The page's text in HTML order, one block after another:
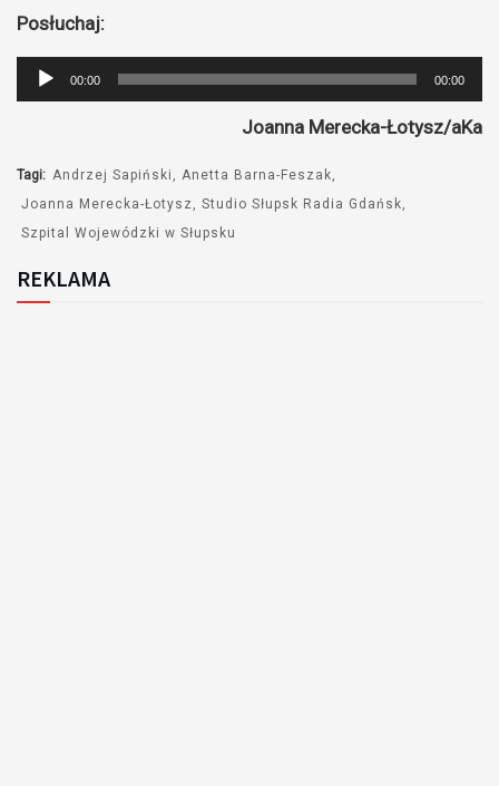
Posłuchaj:
Odtwarzacz
plików
00:00 00:00
Joanna Merecka-Łotysz/aKa
Tagi: Andrzej Sapiński
Anetta Barna-Feszak
Joanna Merecka-Łotysz
Studio Słupsk Radia Gdańsk
Szpital Wojewódzki w Słupsku
REKLAMA